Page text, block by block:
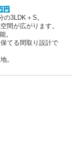
円
3LDK＋S。
間が広がります。
。
てる間取り設計で
。